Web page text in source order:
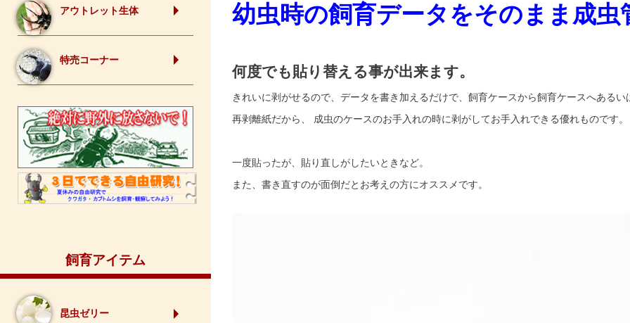
アウトレット生体
特売コーナー
飼育アイテム
昆虫ゼリー
幼虫時の飼育データをそのまま成虫
何度でも貼り替える事が出来ます。
きれいに剥がせるので、データを書き加えるだけで、飼育ケースから飼育ケースへある
再剥離紙だから、 成虫のケースのお手入れの時に剥がしてお手入れできる優れものです。
一度貼ったが、貼り直しがしたいときなど。
また、書き直すのが面倒だとお考えの方にオススメです。